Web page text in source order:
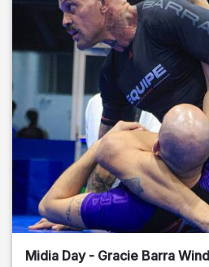
Midia Day - Gracie Barra